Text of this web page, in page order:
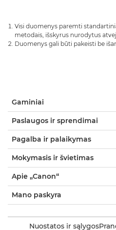
Visi duomenys paremti
metodais, išskyrus nurodytus
Duomenys gali būti pakeisti be
Gaminiai
Paslaugos ir sprendimai
Pagalba ir palaikymas
Mokymasis ir švietimas
Apie „Canon“
Mano paskyra
Nuostatos ir sąlygos